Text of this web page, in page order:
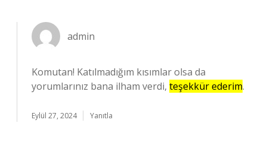
admin
Komutan! Katılmadığım kısımlar olsa da
yorumlarınız bana ilham verdi, teşekkür ederim.
Eylül 27, 2024 Yanıtla